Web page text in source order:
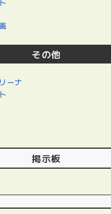
その他
ーナ
掲示板